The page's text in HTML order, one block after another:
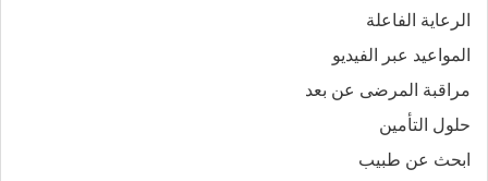
الرعاية الفاعلة
المواعيد عبر الفيديو
مراقبة المرضى عن بعد
حلول التأمين
ابحث عن طبيب